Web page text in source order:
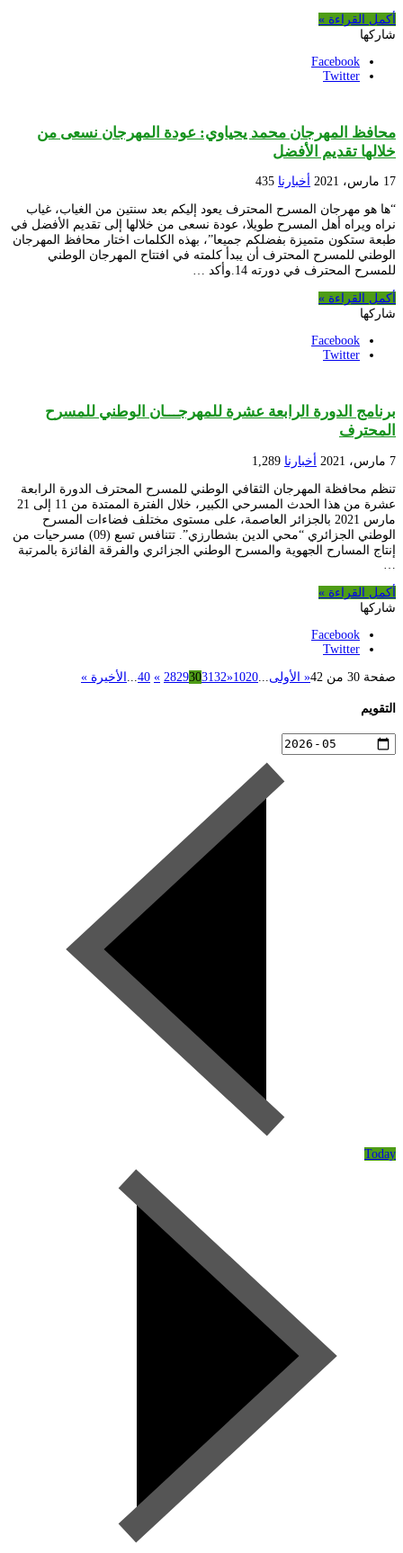
أكمل القراءة »
شاركها
Facebook
Twitter
محافظ المهرجان محمد يحياوي: عودة المهرجان نسعى من
خلالها تقديم الأفضل
17 مارس، 2021 أخبارنا 435
“ها هو مهرجان المسرح المحترف يعود إليكم بعد سنتين من الغياب، غياب
نراه ويراه أهل المسرح طويلا، عودة نسعى من خلالها إلى تقديم الأفضل في
طبعة ستكون متميزة بفضلكم جميعا”، بهذه الكلمات اختار محافظ المهرجان
الوطني للمسرح المحترف أن يبدأ كلمته في افتتاح المهرجان الوطني
للمسرح المحترف في دورته 14.وأكد …
أكمل القراءة »
شاركها
Facebook
Twitter
برنامج الدورة الرابعة عشرة للمهرجـــان الوطني للمسرح
المحترف
7 مارس، 2021 أخبارنا 1,289
تنظم محافظة المهرجان الثقافي الوطني للمسرح المحترف الدورة الرابعة
عشرة من هذا الحدث المسرحي الكبير، خلال الفترة الممتدة من 11 إلى 21
مارس 2021 بالجزائر العاصمة، على مستوى مختلف فضاءات المسرح
الوطني الجزائري “محي الدين بشطارزي”. تتنافس تسع (09) مسرحيات من
إنتاج المسارح الجهوية والمسرح الوطني الجزائري والفرقة الفائزة بالمرتبة
أكمل القراءة »
شاركها
Facebook
Twitter
صفحة 30 من 42 « الأولى 1020
«
2829303132
»
40 الأخيرة »
التقويم
Today